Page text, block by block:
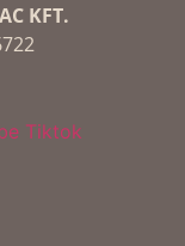
KFT.
Tiktok